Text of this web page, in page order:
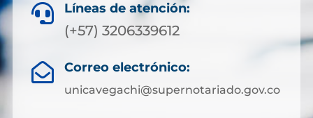
 Líneas de atención:
(+57) 3206339612
 Correo electrónico:
unicavegachi@supernotariado.gov.co